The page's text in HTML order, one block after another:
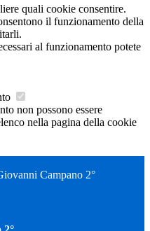
quali cookie consentire.
il funzionamento della
al funzionamento potete
non possono essere
nella pagina della cookie
Campano 2°